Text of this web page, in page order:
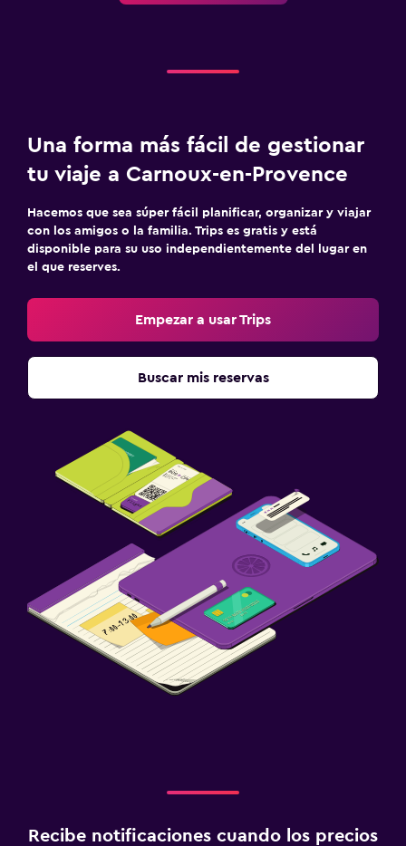
Gimnasio
Tenis
Piscina
Una forma más fácil de gestionar
tu viaje a Carnoux-en-Provence
Hacemos que sea súper fácil planificar, organizar y viajar
con los amigos o la familia. Trips es gratis y está
disponible para su uso independientemente del lugar en
el que reserves.
Empezar a usar Trips
Buscar mis reservas
Recibe notificaciones cuando los precios